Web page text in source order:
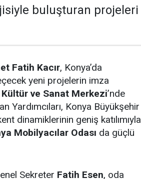
buluşturan projeleri
Fatih Kacır, Konya’da
yeni projelerin imza
ve Sanat Merkezi’nde
Yardımcıları, Konya Büyükşehir
dinamiklerinin geniş katılımıyla
Mobilyacılar Odası da güçlü
Sekreter Fatih Esen, oda